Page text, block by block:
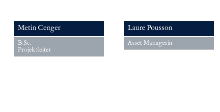
Metin Cenger
B.Sc.
Projektleiter
Laure Pousson
Asset Managerin